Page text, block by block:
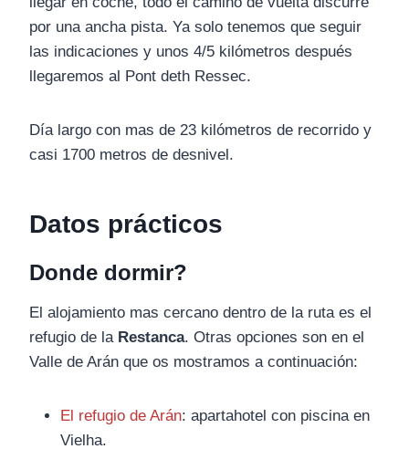
por una ancha pista. Ya solo tenemos que seguir
las indicaciones y unos 4/5 kilómetros después
llegaremos al Pont deth Ressec.
Día largo con mas de 23 kilómetros de recorrido y
casi 1700 metros de desnivel.
Datos prácticos
Donde dormir?
El alojamiento mas cercano dentro de la ruta es el
refugio de la Restanca. Otras opciones son en el
Valle de Arán que os mostramos a continuación:
El refugio de Arán: apartahotel con piscina en
Vielha.